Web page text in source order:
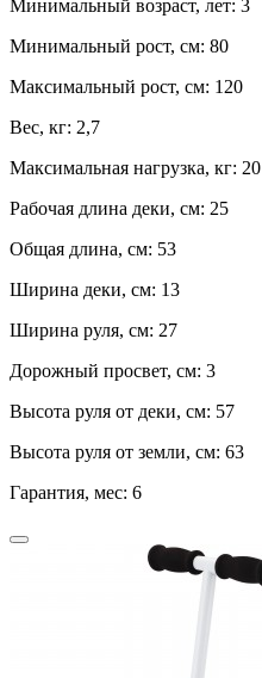
Минимальный возраст, лет: 3
Минимальный рост, см: 80
Максимальный рост, см: 120
Вес, кг: 2,7
Максимальная нагрузка, кг: 20
Рабочая длина деки, см: 25
Общая длина, см: 53
Ширина деки, см: 13
Ширина руля, см: 27
Дорожный просвет, см: 3
Высота руля от деки, см: 57
Высота руля от земли, см: 63
Гарантия, мес: 6